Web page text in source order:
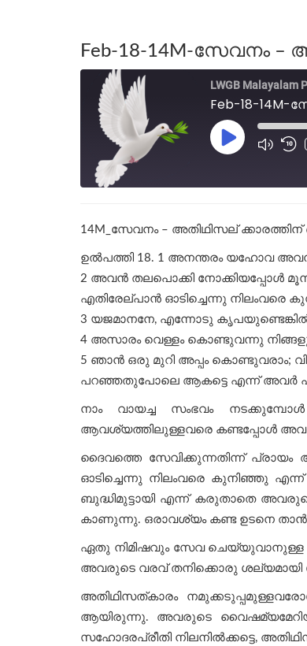
Feb-18-14M-സേവനം
LWGB Malayalam
Feb-18-
14M_സേവനം – അതിഥിസല്
ഉല്‍പത്തി 18. 1 അനന്തരം യഹോവ
2 അവൻ തലപൊക്കി നോക്കിയപ്പോൾ
എതിരേല്പാൻ ഓടിച്ചെന്നു നിലംവരെ
3 യജമാനനേ, എന്നോടു
4 അസാരം വെള്ളം കൊണ്ടുവന്നു
5 ഞാൻ ഒരു മുറി അപ്പം കൊണ്ടുവരാം;
പറഞ്ഞതുപോലെ ആകട്ടെ എന്ന് അവർ
നാം വായച്ച സംഭവം
ആവശ്യത്തിലുള്ളവരെ കണ്ടപ്പോള്‍
ദൈവത്തെ സേവിക്കുന്നതിന്ന്
ഓടിച്ചെന്നു നിലംവരെ കുനിഞ്ഞു
ബുദ്ധിമുട്ടായി എന്ന് കരുതാതെ
കാണുന്നു. ഒരാവശ്യം കണ്ട ഉടനെ താന്‍
ഏതു നിമിഷവും സേവ ചെയ്യുവാനുള്ള
അവരുടെ വരവ് തനിക്കൊരു ശല്യമായി
അതിഥിസത്കാരം
ആയിരുന്നു. അവരുടെ വൈഷമ്യമേറിയ
സഹോദരപ്രീതി നിലനിൽക്കട്ടെ,